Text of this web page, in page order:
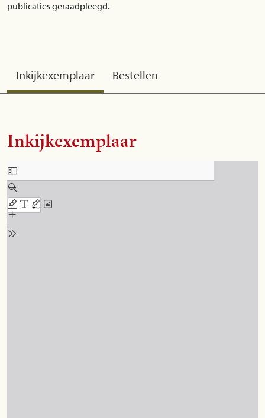
publicaties geraadpleegd.
Inkijkexemplaar Bestellen
Inkijkexemplaar
Skip to PDF content